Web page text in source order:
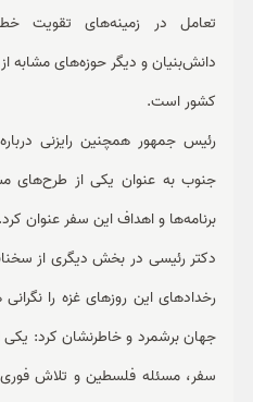
تعامل در زمینه‌های تقویت
دانش‌بنیان و دیگر حوزه‌های مشابه
کشور است.
رئیس جمهور همچنین رایزنی
جنوب به عنوان یکی از طرح‌های
برنامه‌ها و اهداف این سفر عنوان کرد.
دکتر رئیسی در بخش دیگری از
رخدادهای این روزهای غزه را
جهان برشمرد و خاطرنشان کرد: یکی
سفر، مسئله فلسطین و تلاش فوری